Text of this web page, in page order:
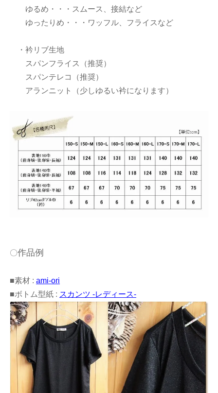
ゆるめ・・・スムース、接結など
ゆったりめ・・・ワッフル、フライスなど
・衿リブ生地
スパンフライス（推奨）
スパンテレコ（推奨）
アランニット（少しゆるい衿になります）
〇作品例
■素材 : ami-ori
■ボトム型紙 : スカンツ -レディース-